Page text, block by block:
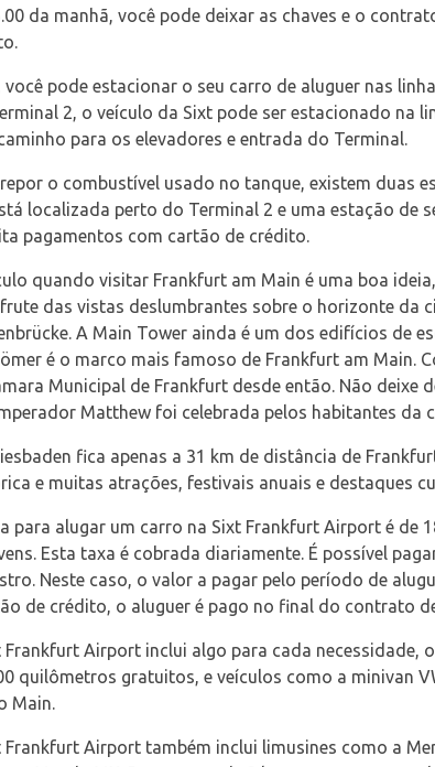
da manhã, você pode deixar as chaves e o
você pode estacionar o seu carro de aluguer nas
2, o veículo da Sixt pode ser estacionado na
para os elevadores e entrada do Terminal.
repor o combustível usado no tanque, existem duas
localizada perto do Terminal 2 e uma estação de
pagamentos com cartão de crédito.
quando visitar Frankfurt am Main é uma boa
das vistas deslumbrantes sobre o horizonte da
A Main Tower ainda é um dos edifícios de
é o marco mais famoso de Frankfurt am Main.
Municipal de Frankfurt desde então. Não
Matthew foi celebrada pelos habitantes da
fica apenas a 31 km de distância de
e muitas atrações, festivais anuais e destaques
para alugar um carro na Sixt Frankfurt Airport é de
Esta taxa é cobrada diariamente. É possível
Neste caso, o valor a pagar pelo período de
de crédito, o aluguer é pago no final do contrato
Airport inclui algo para cada necessidade,
quilômetros gratuitos, e veículos como a minivan
Main.
Airport também inclui limusines como a